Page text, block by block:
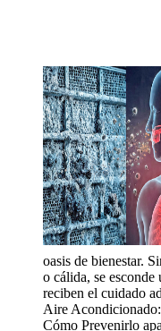
oasis de bienestar.
o cálida, se
reciben el cuidado
Aire
Cómo Prevenirlo